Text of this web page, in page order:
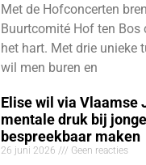
Met de Hofconcerten
Buurtcomité Hof ten Bos
het hart. Met drie unieke
wil men buren en
Elise wil via Vlaamse
mentale druk bij
bespreekbaar maken
26 juni 2026 Geen reacties